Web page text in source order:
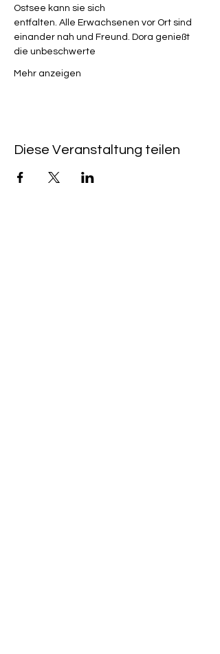
Ostsee kann sie sich
entfalten. Alle Erwachsenen vor Ort sind
einander nah und Freund. Dora genießt
die unbeschwerte
Mehr anzeigen
Diese Veranstaltung teilen